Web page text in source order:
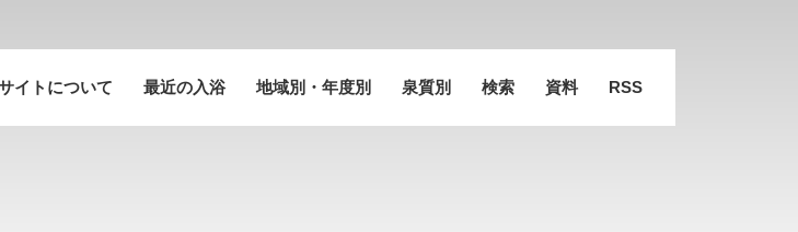
イトについて 最近の入浴 地域別・年度別 泉質別 検索 資料 RSS